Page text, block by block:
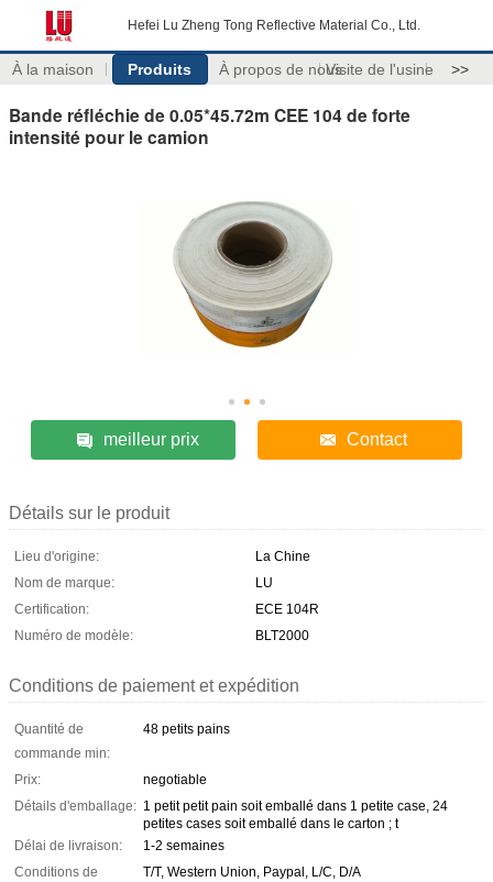
Hefei Lu Zheng Tong Reflective Material Co., Ltd.
À la maison Produits À propos de nousVisite de l'usine >>
Bande réfléchie de 0.05*45.72m CEE 104 de forte
intensité pour le camion
meilleur prix Contact
Détails sur le produit
Lieu d'origine:
La Chine
Nom de marque:
LU
Certification:
ECE 104R
Numéro de modèle:
BLT2000
Conditions de paiement et expédition
Quantité de
commande min:
48 petits pains
Prix:
negotiable
Détails d'emballage: 1 petit petit pain soit emballé dans 1 petite case, 24
petites cases soit emballé dans le carton ; t
Délai de livraison:
1-2 semaines
Conditions de
T/T, Western Union, Paypal, L/C, D/A